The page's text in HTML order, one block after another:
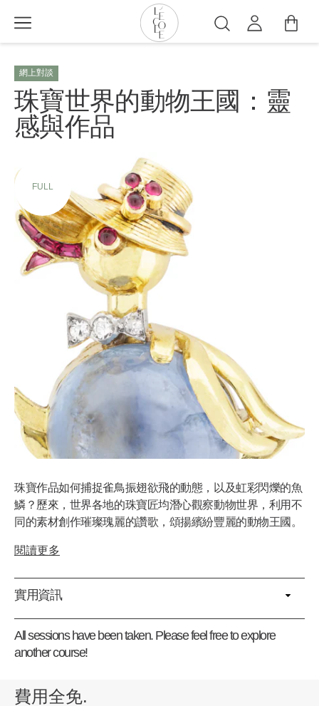
主
of
Jewelry
搜
尋
網上對談
珠寶世界的動物王國：靈
感與作品
FULL
珠寶作品如何捕捉雀鳥振翅欲飛的動態，以及虹彩閃爍的魚
鱗？歷來，世界各地的珠寶匠均潛心觀察動物世界，利用不
同的素材創作璀璨瑰麗的讚歌，頌揚繽紛豐麗的動物王國。
閱讀更多
實用資訊
All sessions have been taken. Please feel free to explore
another course!
費用全免.